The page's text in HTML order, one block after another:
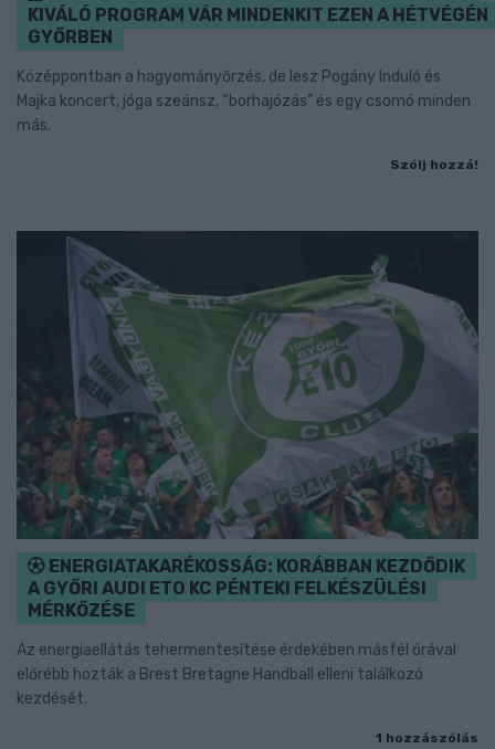
KIVÁLÓ PROGRAM VÁR MINDENKIT EZEN A HÉTVÉGÉN
GYŐRBEN
Középpontban a hagyományőrzés, de lesz Pogány Induló és
Majka koncert, jóga szeánsz, “borhajózás” és egy csomó minden
más.
Szólj hozzá!
ENERGIATAKARÉKOSSÁG: KORÁBBAN KEZDŐDIK
A GYŐRI AUDI ETO KC PÉNTEKI FELKÉSZÜLÉSI
MÉRKŐZÉSE
Az energiaellátás tehermentesítése érdekében másfél órával
előrébb hozták a Brest Bretagne Handball elleni találkozó
kezdését.
1 hozzászólás